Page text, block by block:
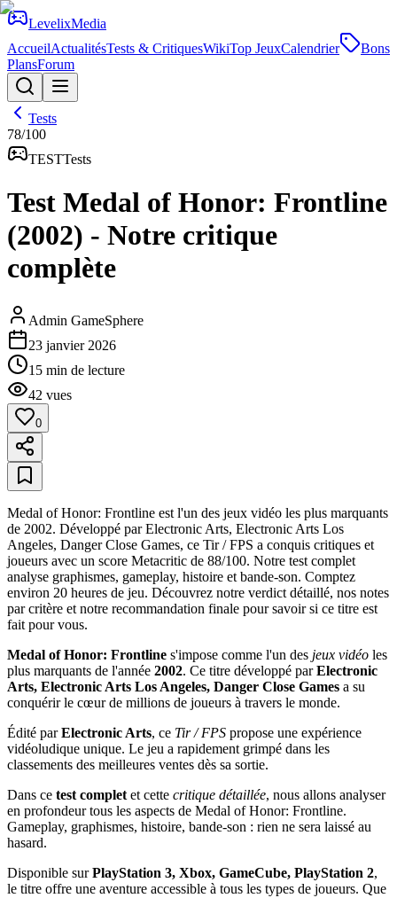
LevelixMedia
AccueilActualitésTests & CritiquesWikiTop JeuxCalendrier
Bons
PlansForum
Tests
78/100
TESTTests
Test Medal of Honor: Frontline
(2002) - Notre critique
complète
Admin GameSphere
23 janvier 2026
15 min de lecture
42 vues
0
Medal of Honor: Frontline est l'un des jeux vidéo les plus marquants
de 2002. Développé par Electronic Arts, Electronic Arts Los
Angeles, Danger Close Games, ce Tir / FPS a conquis critiques et
joueurs avec un score Metacritic de 88/100. Notre test complet
analyse graphismes, gameplay, histoire et bande-son. Comptez
environ 20 heures de jeu. Découvrez notre verdict détaillé, nos notes
par critère et notre recommandation finale pour savoir si ce titre est
fait pour vous.
Medal of Honor: Frontline s'impose comme l'un des jeux vidéo les
plus marquants de l'année 2002. Ce titre développé parElectronic
Arts, Electronic Arts Los Angeles, Danger Close Games a su
conquérir le cœur de millions de joueurs à travers le monde.
Édité parElectronic Arts, ce Tir / FPS propose une expérience
vidéoludique unique. Le jeu a rapidement grimpé dans les
classements des meilleures ventes dès sa sortie.
Dans ce test complet et cette critique détaillée, nous allons analyser
en profondeur tous les aspects de Medal of Honor: Frontline.
Gameplay, graphismes, histoire, bande-son : rien ne sera laissé au
hasard.
Disponible surPlayStation 3, Xbox, GameCube, PlayStation 2,
le titre offre une aventure accessible à tous les types de joueurs. Que